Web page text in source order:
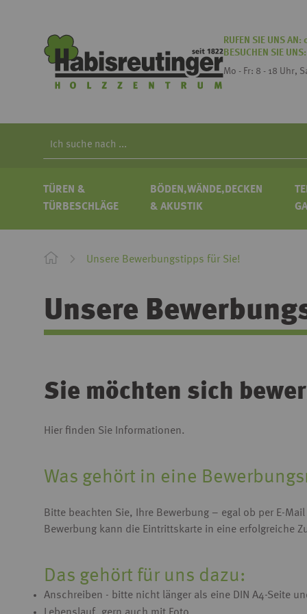
RUFEN SIE UNS AN:
BESUCHEN SIE UNS:
Mo - Fr: 8 - 18 Uhr,
Search
TÜREN &
TÜRBESCHLÄGE
BÖDEN,WÄNDE,DECKEN
& AKUSTIK
Unsere Bewerbungstipps für Sie!
Unsere
Sie möchten sich
Hier finden Sie Informationen.
Was gehört in eine
Bitte beachten Sie, Ihre Bewerbung – egal ob per E-
Bewerbung kann die Eintrittskarte in eine erfolgreiche
Das gehört für uns dazu:
Anschreiben - bitte nicht länger als eine DIN A4-Seite